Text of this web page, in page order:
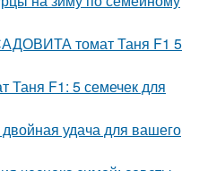
томат Таня F1 5
F1: 5 семечек для
удача для вашего